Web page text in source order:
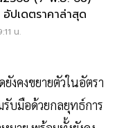
ปเดตราคาล่าสุด
น.
คงขยายตัวในอัตรา
บมือด้วยกลยุทธ์การ